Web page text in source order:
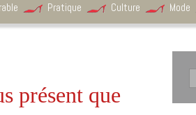
Pratique Culture Mode
présent que